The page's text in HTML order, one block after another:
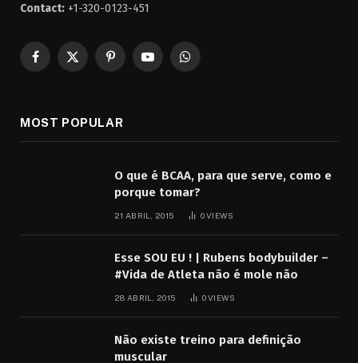
Contact: +1-320-0123-451
Facebook
X
PinterestYouTubeWhatsApp
MOST POPULAR
O que é BCAA, para que serve, como e
porque tomar?
21 ABRIL, 2015 0VIEWS
Esse SOU EU ! | Rubens bodybuilder –
#Vida de Atleta não é mole não
28 ABRIL, 2015 0VIEWS
Não existe treino para definição
muscular